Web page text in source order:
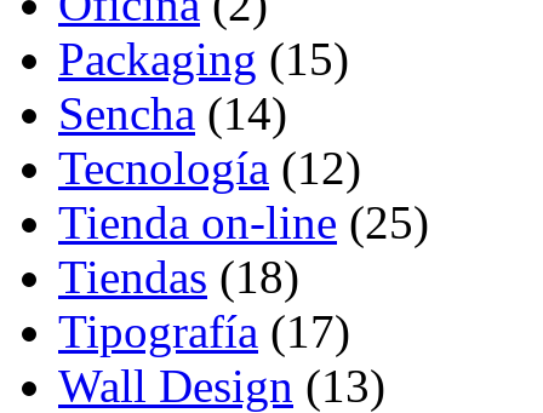
Packaging (15)
Sencha (14)
Tecnología (12)
Tienda on-line (25)
Tiendas (18)
Tipografía (17)
Wall Design (13)